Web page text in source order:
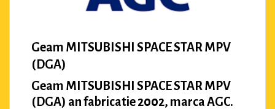
Geam MITSUBISHI SPACE STAR MPV
(DGA)
Geam MITSUBISHI SPACE STAR MPV
(DGA) an fabricatie 2002, marca AGC.